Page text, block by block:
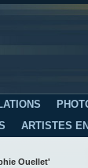
ARTISTES
Ouellet'